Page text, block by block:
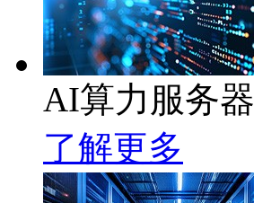
AI算力服务器
了解更多